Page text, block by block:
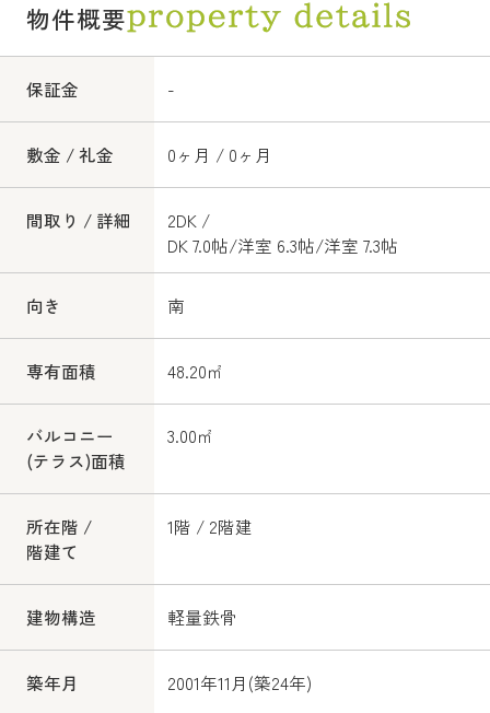
物件概要
保証金 -
敷金 / 礼金 0ヶ月 / 0ヶ月
間取り / 詳細
2DK /
DK 7.0帖/洋室 6.3帖/洋室 7.3帖
向き 南
専有面積 48.20㎡
バルコニー
(テラス)面積
3.00㎡
所在階 /
階建て
1階 / 2階建
建物構造 軽量鉄骨
築年月 2001年11月(築24年)